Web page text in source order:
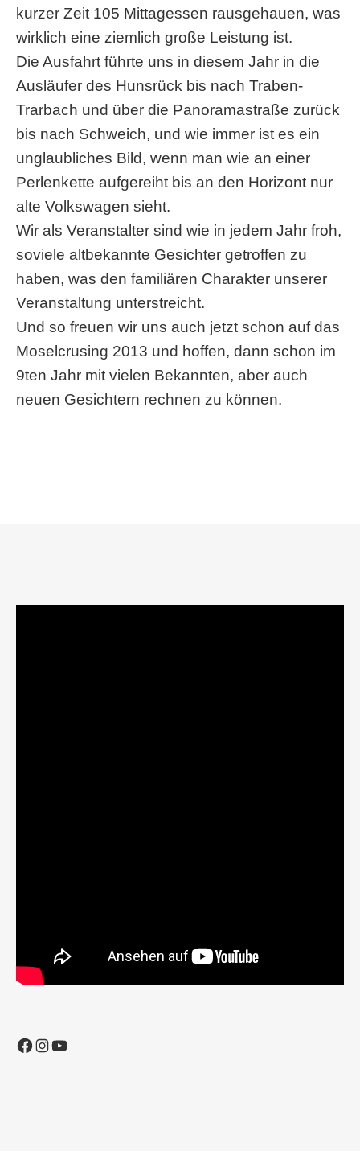
kurzer Zeit 105 Mittagessen rausgehauen, was
wirklich eine ziemlich große Leistung ist.
Die Ausfahrt führte uns in diesem Jahr in die
Ausläufer des Hunsrück bis nach Traben-
Trarbach und über die Panoramastraße zurück
bis nach Schweich, und wie immer ist es ein
unglaubliches Bild, wenn man wie an einer
Perlenkette aufgereiht bis an den Horizont nur
alte Volkswagen sieht.
Wir als Veranstalter sind wie in jedem Jahr froh,
soviele altbekannte Gesichter getroffen zu
haben, was den familiären Charakter unserer
Veranstaltung unterstreicht.
Und so freuen wir uns auch jetzt schon auf das
Moselcrusing 2013 und hoffen, dann schon im
9ten Jahr mit vielen Bekannten, aber auch
neuen Gesichtern rechnen zu können.
Facebook
Instagram
YouTube